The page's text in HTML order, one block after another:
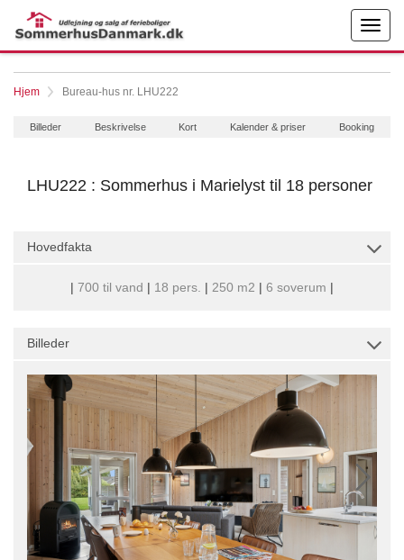
Hjem Bureau-hus nr. LHU222
Billeder Beskrivelse Kort Kalender & priser Booking
LHU222 : Sommerhus i Marielyst til 18 personer
Hovedfakta
| 700 til vand | 18 pers. | 250 m2 | 6 soverum |
Billeder